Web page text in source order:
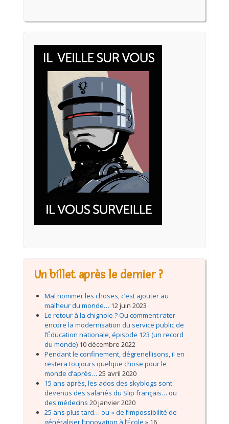
Un billet après le dernier ?
Mal nommer les choses, c’est ajouter au
malheur du monde… 12 juin 2023
Le retour à la chignole ? Ou comment rater
encore la modernisation du service public de
l’Éducation nationale, épisode 123 (un record
du monde) 10 décembre 2022
Pendant le confinement, dégrenellisons, il en
restera toujours quelque chose pour le
monde d’après… 25 avril 2020
15 ans après, les ados des skyblogs sont
devenus des salariés du Slip français… ou
des médecins 20 janvier 2020
25 ans plus tard… ou « de l’impossibilité de
généraliser l’innovation à l’École » 16